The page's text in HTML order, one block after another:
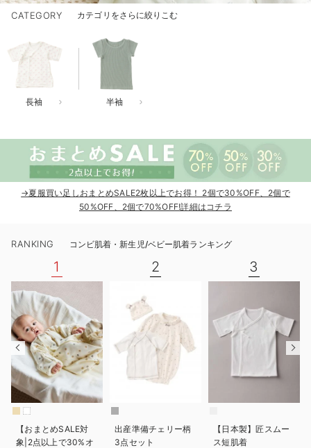
ベビーシューズ・ファーストシューズ・ベビー靴下
ベビー 小物
おむつ関連グッズ
快適機能ウェア特集 パジャマ
安心の日本製。先輩ママが買ってよかった！本当に必要な出産準備品
ハレの日に着るANGELIEBEのセレモニー
冬に可愛いニットがお得！
親子コーデ｜ママとベビーにおすすめ！
保育園・入園準備特集
ファルスカ
デロンギ
入院準備の持ち物チェック
お部屋映えアイテム
CATEGORY カテゴリをさらに絞りこむ
長袖 半袖
→夏服買い足しおまとめSALE2枚以上でお得！ 2個で30%OFF、2個で
50%OFF、2個で70%OFF!詳細はコチラ
RANKING コンビ肌着・新生児/ベビー肌着ランキング
1
【おまとめSALE対
象|2点以上で30%オ
2
出産準備チェリー柄
3点セット
3
【日本製】匠スムー
ス短肌着